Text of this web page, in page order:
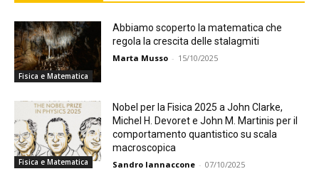
Fisica e Matematica
Abbiamo scoperto la matematica che
regola la crescita delle stalagmiti
Marta Musso - 15/10/2025
Fisica e Matematica
Nobel per la Fisica 2025 a John Clarke,
Michel H. Devoret e John M. Martinis per il
comportamento quantistico su scala
macroscopica
Sandro Iannaccone - 07/10/2025